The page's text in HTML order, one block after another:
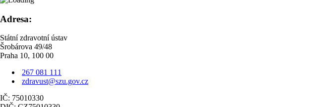
Adresa:
Státní zdravotní ústav
Šrobárova 49/48
Praha 10, 100 00
267 081 111
zdravust@szu.gov.cz
IČ: 75010330